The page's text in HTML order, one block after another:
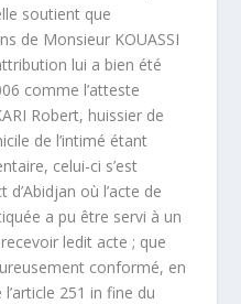
soutient que
de Monsieur KOUASSI
lui a bien été
comme l’atteste
Robert, huissier de
de l’intimé étant
celui-ci s’est
où l’acte de
a pu être servi à un
ledit acte ; que
conformé, en
251 in fine du